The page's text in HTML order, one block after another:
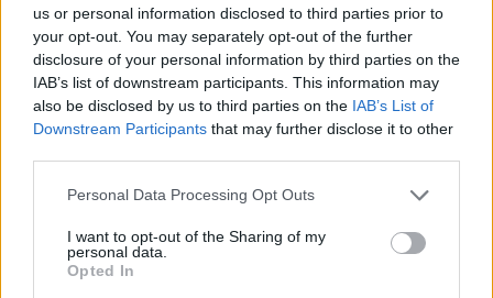
us or personal information disclosed to third parties prior to
your opt-out. You may separately opt-out of the further
disclosure of your personal information by third parties on the
IAB’s list of downstream participants. This information may
also be disclosed by us to third parties on the IAB’s List of
Downstream Participants that may further disclose it to other
Personal Data Processing Opt Outs
I want to opt-out of the Sharing of my
personal data.
Opted In
Puri ir labai gardi ryžių košė: skonis
– tarsi vaikystėje(1)
2026 m. rugpjūčio 6 d. 09:42
Lrytas.lt
Receptas